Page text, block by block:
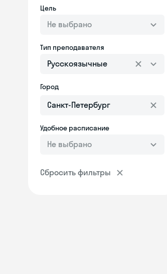
Цель
Не выбрано
Тип преподавателя
Русскоязычные
Город
Удобное расписание
Не выбрано
Сбросить фильтры